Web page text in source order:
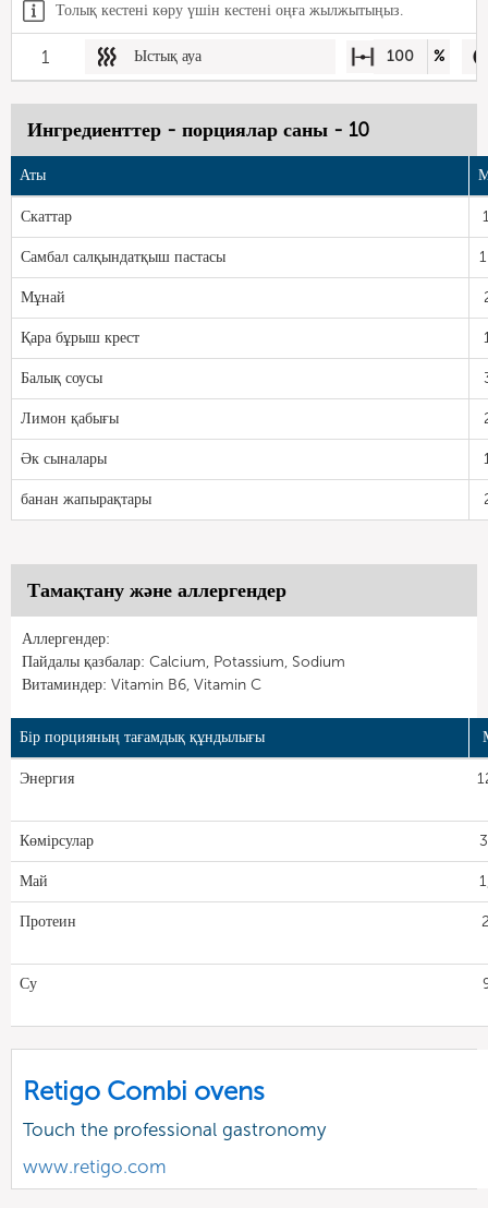
Толық кестені көру үшін кестені оңға жылжытыңыз.
1 Ыстық ауа 100 %
Ингредиенттер - порциялар саны - 10
Аты
Скаттар
Самбал салқындатқыш пастасы
Мұнай
Қара бұрыш крест
Балық соусы
Лимон қабығы
Әк сыналары
банан жапырақтары
Тамақтану және аллергендер
Аллергендер:
Пайдалы қазбалар: Calcium, Potassium, Sodium
Витаминдер: Vitamin B6, Vitamin C
Бір порцияның тағамдық құндылығы
Энергия
Көмірсулар
Май
Протеин
Су
Retigo Combi ovens
Touch the professional gastronomy
www.retigo.com